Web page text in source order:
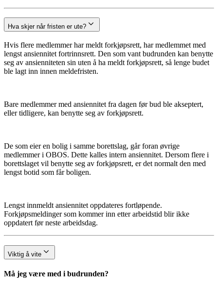
Hva skjer når fristen er ute?
Hvis flere medlemmer har meldt forkjøpsrett, har medlemmet med
lengst ansiennitet fortrinnsrett. Den som vant budrunden kan benytte
seg av ansienniteten sin uten å ha meldt forkjøpsrett, så lenge budet
ble lagt inn innen meldefristen.
Bare medlemmer med ansiennitet fra dagen før bud ble akseptert,
eller tidligere, kan benytte seg av forkjøpsrett.
De som eier en bolig i samme borettslag, går foran øvrige
medlemmer i OBOS. Dette kalles intern ansiennitet. Dersom flere i
borettslaget vil benytte seg av forkjøpsrett, er det normalt den med
lengst botid som får boligen.
Lengst innmeldt ansiennitet oppdateres fortløpende.
Forkjøpsmeldinger som kommer inn etter arbeidstid blir ikke
oppdatert før neste arbeidsdag.
Viktig å vite
Må jeg være med i budrunden?